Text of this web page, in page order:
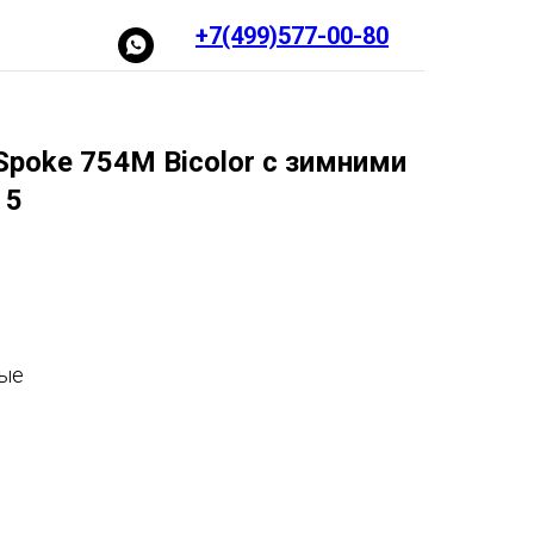
+7(499)577-00-80
754M Bicolor с зимними